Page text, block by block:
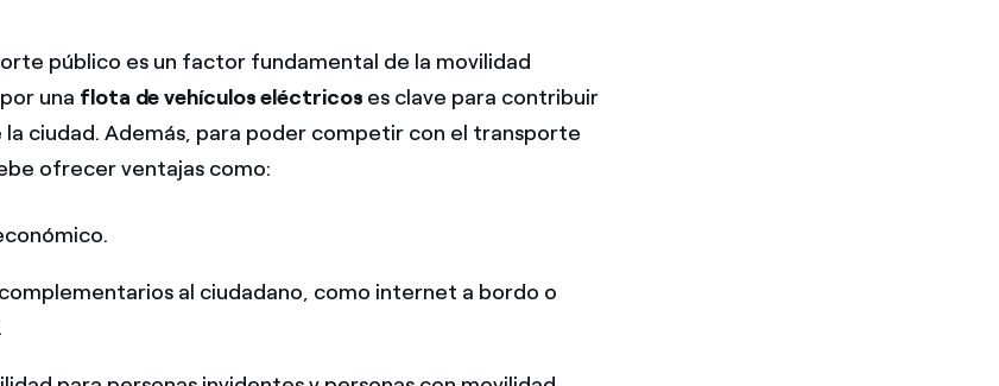
público es un factor fundamental de la movilidad
una flota de vehículos eléctricos es clave para contribuir
la ciudad. Además, para poder competir con el transporte
ofrecer ventajas como:
al ciudadano, como internet a bordo o